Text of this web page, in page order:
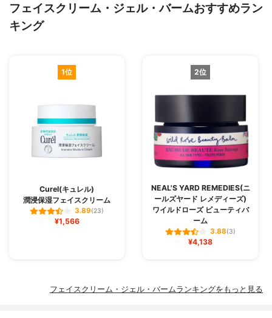
フェイスクリーム・ジェル・バームおすすめラン
キング
1位
Curel(キュレル)
潤浸保湿フェイスクリーム
3.89(23)
¥1,566
2位
NEAL'S YARD REMEDIES(ニ
ールズヤード レメディーズ)
ワイルドローズ ビューティバ
ーム
3.88(3)
¥4,138
フェイスクリーム・ジェル・バームランキングをもっと見る